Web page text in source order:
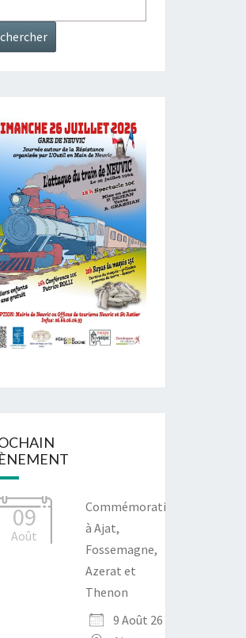
09
Août
Commémoration
à Ajat,
Fossemagne,
Azerat et
Thenon
9 Août 26